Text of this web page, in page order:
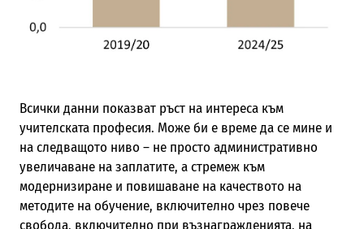
Всички данни показват ръст на интереса към
учителската професия. Може би е време да се мине и
на следващото ниво – не просто административно
увеличаване на заплатите, а стремеж към
модернизиране и повишаване на качеството на
методите на обучение, включително чрез повече
свобода, включително при възнагражденията, на